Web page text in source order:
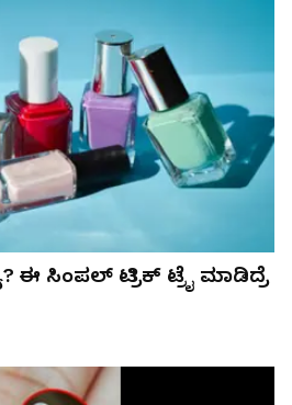
ಈ ಸಿಂಪಲ್ ಟ್ರಿಕ್ ಟ್ರೈ ಮಾಡಿದ್ರೆ